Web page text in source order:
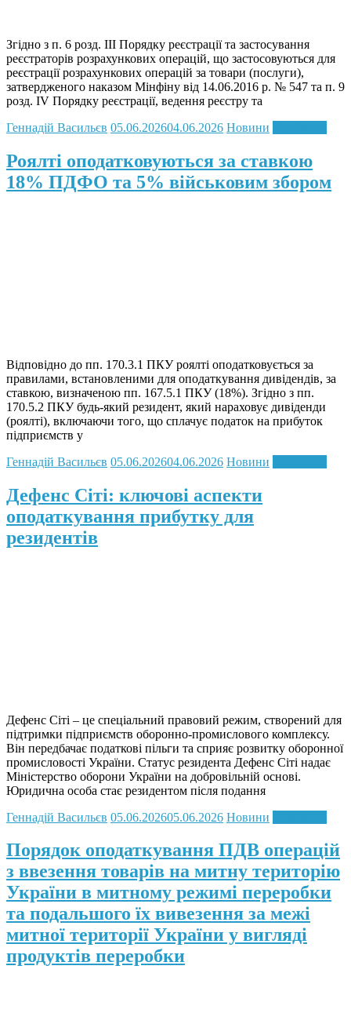
Згідно з п. 6 розд. III Порядку реєстрації та застосування
реєстраторів розрахункових операцій, що застосовуються для
реєстрації розрахункових операцій за товари (послуги),
затвердженого наказом Мінфіну від 14.06.2016 р. № 547 та п. 9
розд. IV Порядку реєстрації, ведення реєстру та
Геннадій Васильєв 05.06.202604.06.2026 Новини
Роялті оподатковуються за ставкою
18% ПДФО та 5% військовим збором
Відповідно до пп. 170.3.1 ПКУ роялті оподатковується за
правилами, встановленими для оподаткування дивідендів, за
ставкою, визначеною пп. 167.5.1 ПКУ (18%). Згідно з пп.
170.5.2 ПКУ будь-який резидент, який нараховує дивіденди
(роялті), включаючи того, що сплачує податок на прибуток
підприємств у
Геннадій Васильєв 05.06.202604.06.2026 Новини
Дефенс Сіті: ключові аспекти
оподаткування прибутку для
резидентів
Дефенс Сіті – це спеціальний правовий режим, створений для
підтримки підприємств оборонно-промислового комплексу.
Він передбачає податкові пільги та сприяє розвитку оборонної
промисловості України. Статус резидента Дефенс Сіті надає
Міністерство оборони України на добровільній основі.
Юридична особа стає резидентом після подання
Геннадій Васильєв 05.06.202605.06.2026 Новини
Порядок оподаткування ПДВ операцій
з ввезення товарів на митну територію
України в митному режимі переробки
та подальшого їх вивезення за межі
митної території України у вигляді
продуктів переробки